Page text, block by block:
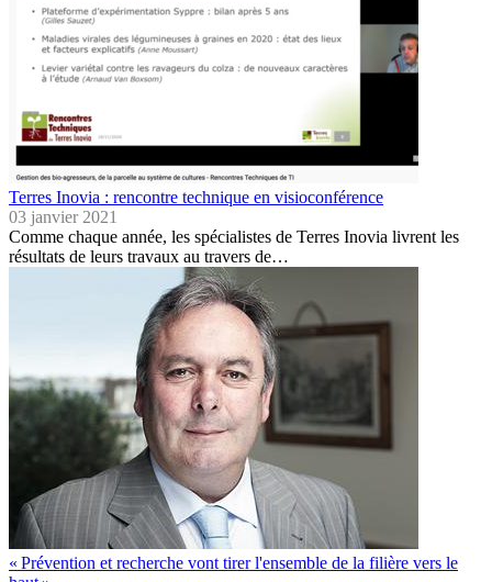
Terres Inovia : rencontre technique en visioconférence
03 janvier 2021
Comme chaque année, les spécialistes de Terres Inovia livrent les
résultats de leurs travaux au travers de…
« Prévention et recherche vont tirer l'ensemble de la filière vers le